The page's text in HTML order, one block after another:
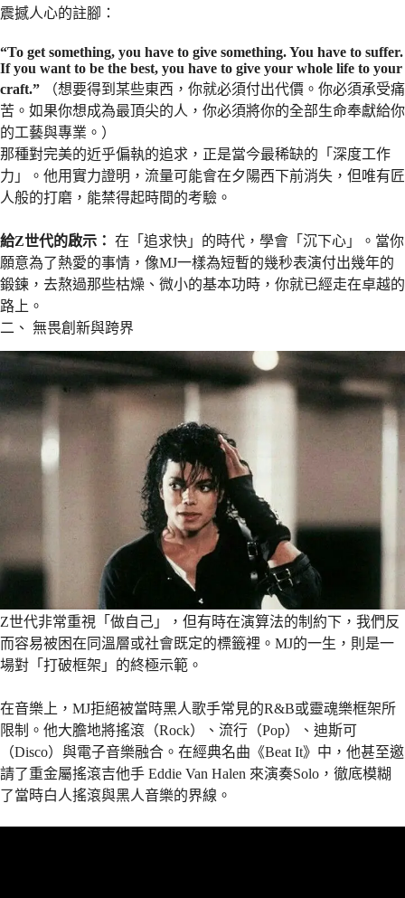
震撼人心的註腳：
“To get something, you have to give something. You have to suffer.
If you want to be the best, you have to give your whole life to your
craft.” （想要得到某些東西，你就必須付出代價。你必須承受痛
苦。如果你想成為最頂尖的人，你必須將你的全部生命奉獻給你
的工藝與專業。）
那種對完美的近乎偏執的追求，正是當今最稀缺的「深度工作
力」。他用實力證明，流量可能會在夕陽西下前消失，但唯有匠
人般的打磨，能禁得起時間的考驗。
給Z世代的啟示： 在「追求快」的時代，學會「沉下心」。當你
願意為了熱愛的事情，像MJ一樣為短暫的幾秒表演付出幾年的
鍛鍊，去熬過那些枯燥、微小的基本功時，你就已經走在卓越的
路上。
二、 無畏創新與跨界
Z世代非常重視「做自己」，但有時在演算法的制約下，我們反
而容易被困在同溫層或社會既定的標籤裡。MJ的一生，則是一
場對「打破框架」的終極示範。
在音樂上，MJ拒絕被當時黑人歌手常見的R&B或靈魂樂框架所
限制。他大膽地將搖滾（Rock）、流行（Pop）、迪斯可
（Disco）與電子音樂融合。在經典名曲《Beat It》中，他甚至邀
請了重金屬搖滾吉他手 Eddie Van Halen 來演奏Solo，徹底模糊
了當時白人搖滾與黑人音樂的界線。